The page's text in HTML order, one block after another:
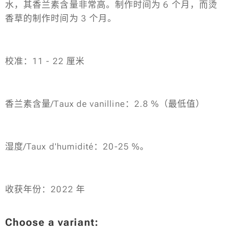
水，其香兰素含量非常高。制作时间为 6 个月，而烫
香草的制作时间为 3 个月。
校准：11 - 22 厘米
香兰素含量/Taux de vanilline：2.8 %（最低值）
湿度/Taux d'humidité：20-25 %。
收获年份：2022 年
Choose a variant: